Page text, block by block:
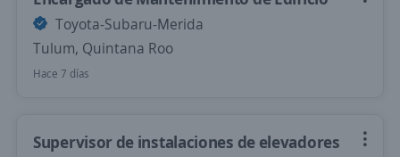
Toyota-Subaru-Merida
Tulum, Quintana Roo
Hace 7 días
Supervisor de instalaciones de elevadores